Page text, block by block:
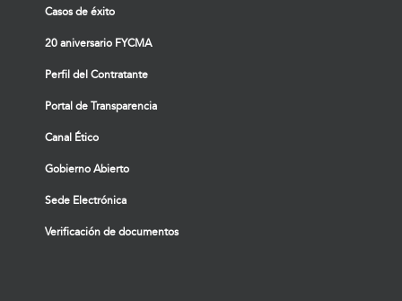
Casos de éxito
20 aniversario FYCMA
Perfil del Contratante
Portal de Transparencia
Canal Ético
Gobierno Abierto
Sede Electrónica
Verificación de documentos